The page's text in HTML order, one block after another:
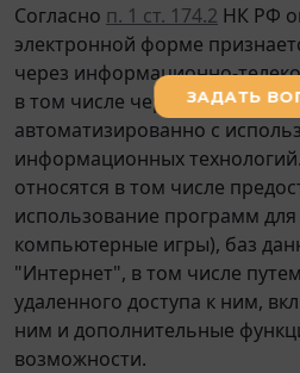
Согласно п. 1 ст. 174.2 НК РФ
электронной форме
через информационно-
в том числе через сеть
автоматизированно с
информационных
относятся в том числе
использование программ
компьютерные игры), баз
"Интернет", в том числе
удаленного доступа к ним,
ним и дополнительные
возможности.